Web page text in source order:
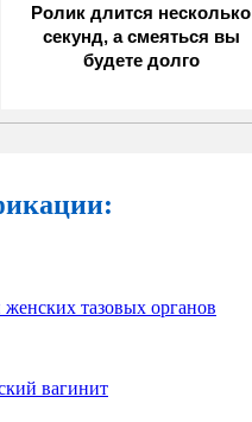
Ролик длится несколько
секунд, а смеяться вы
будете долго
тазовых органов
вагинит